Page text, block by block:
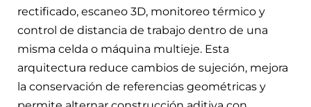
rectificado, escaneo 3D, monitoreo térmico y
control de distancia de trabajo dentro de una
misma celda o máquina multieje. Esta
arquitectura reduce cambios de sujeción, mejora
la conservación de referencias geométricas y